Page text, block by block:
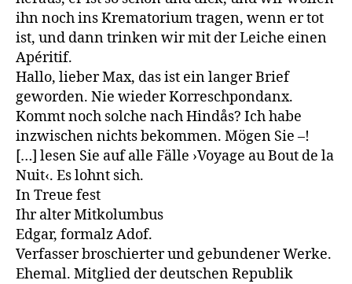
ihn noch ins Krematorium tragen, wenn er tot
ist, und dann trinken wir mit der Leiche einen
Apéritif.
Hallo, lieber Max, das ist ein langer Brief
geworden. Nie wieder Korreschpondanx.
Kommt noch solche nach Hindås? Ich habe
inzwischen nichts bekommen. Mögen Sie –!
[…] lesen Sie auf alle Fälle ›Voyage au Bout de la
Nuit‹. Es lohnt sich.
In Treue fest
Ihr alter Mitkolumbus
Edgar, formalz Adof.
Verfasser broschierter und gebundener Werke.
Ehemal. Mitglied der deutschen Republik